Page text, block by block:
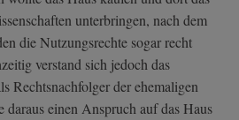
unterbringen, nach dem
die Nutzungsrechte sogar recht
verstand sich jedoch das
Rechtsnachfolger der ehemaligen
daraus einen Anspruch auf das Haus